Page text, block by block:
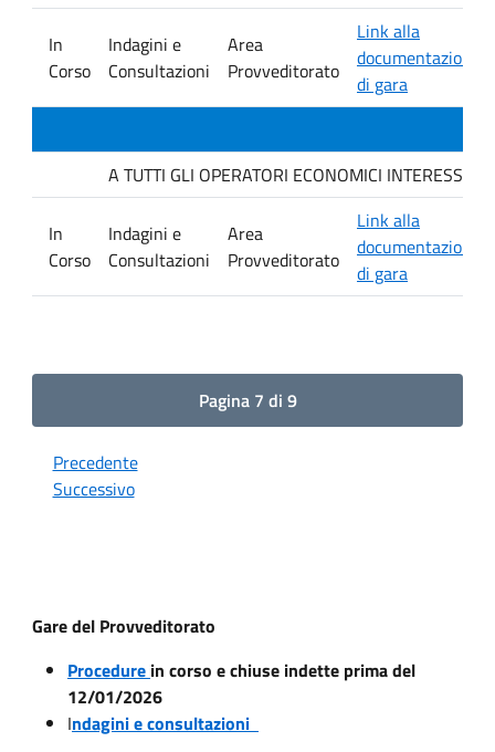
In
Corso
Indagini e
Consultazioni
Area
Provveditorato
Link alla
documentazione
di gara
A TUTTI GLI OPERATORI ECONOMICI
In
Corso
Indagini e
Consultazioni
Area
Provveditorato
Link alla
documentazione
di gara
Pagina 7 di 9
Precedente
Successivo
Gare del Provveditorato
Procedure in corso e chiuse indette prima del
12/01/2026
Indagini e consultazioni